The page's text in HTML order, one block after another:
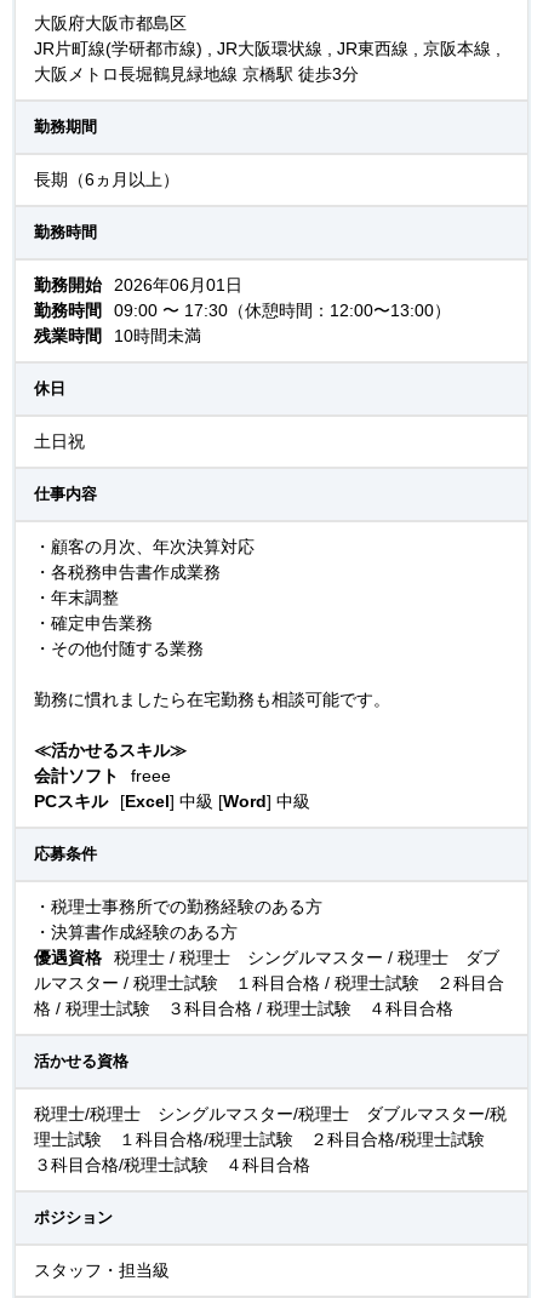
大阪府大阪市都島区
JR片町線(学研都市線) , JR大阪環状線 , JR東西線 , 京阪本線 ,
大阪メトロ長堀鶴見緑地線 京橋駅 徒歩3分
勤務期間
長期（6ヵ月以上）
勤務時間
勤務開始
2026年06月01日
勤務時間
09:00 〜 17:30（休憩時間：12:00〜13:00）
残業時間
10時間未満
休日
土日祝
仕事内容
・顧客の月次、年次決算対応
・各税務申告書作成業務
・年末調整
・確定申告業務
・その他付随する業務
勤務に慣れましたら在宅勤務も相談可能です。
≪活かせるスキル≫
会計ソフト
freee
PCスキル
[Excel] 中級 [Word] 中級
応募条件
・税理士事務所での勤務経験のある方
・決算書作成経験のある方
優遇資格
税理士 / 税理士 シングルマスター / 税理士 ダブ
ルマスター / 税理士試験 １科目合格 / 税理士試験 ２科目合
格 / 税理士試験 ３科目合格 / 税理士試験 ４科目合格
活かせる資格
税理士/税理士 シングルマスター/税理士 ダブルマスター/税
理士試験 １科目合格/税理士試験 ２科目合格/税理士試験
３科目合格/税理士試験 ４科目合格
ポジション
スタッフ・担当級